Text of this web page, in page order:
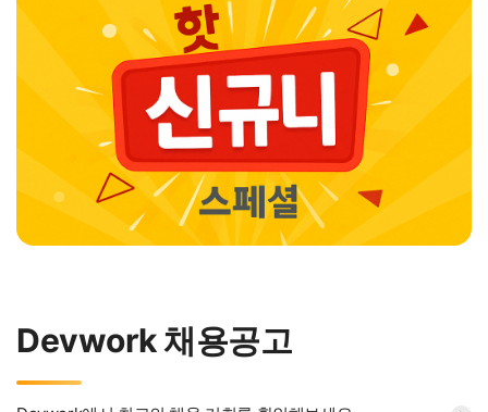
Devwork 채용공고